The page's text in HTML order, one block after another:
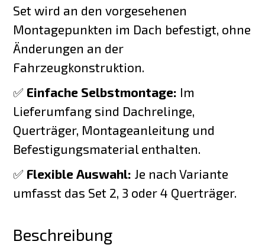
Set wird an den vorgesehenen
Montagepunkten im Dach befestigt, ohne
Änderungen an der
Fahrzeugkonstruktion.
✅ Einfache Selbstmontage: Im
Lieferumfang sind Dachrelinge,
Querträger, Montageanleitung und
Befestigungsmaterial enthalten.
✅ Flexible Auswahl: Je nach Variante
umfasst das Set 2, 3 oder 4 Querträger.
Beschreibung